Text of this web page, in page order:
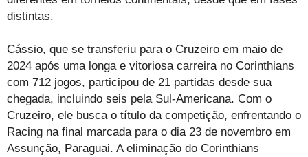
distintas.
Cássio, que se transferiu para o Cruzeiro em maio de
2024 após uma longa e vitoriosa carreira no Corinthians
com 712 jogos, participou de 21 partidas desde sua
chegada, incluindo seis pela Sul-Americana. Com o
Cruzeiro, ele busca o título da competição, enfrentando o
Racing na final marcada para o dia 23 de novembro em
Assunção, Paraguai. A eliminação do Corinthians